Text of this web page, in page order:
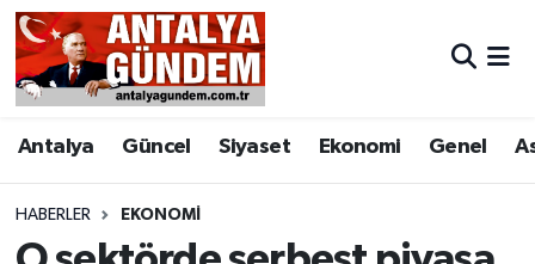
Antalya Güncel Siyaset Ekonomi Genel
HABERLER EKONOMI
Antalya
Asayiş
Bilim & Teknoloji
Antalya Nöbetçi Eczaneler
Antalya Hava Durumu
Antalya Namaz Vakitleri